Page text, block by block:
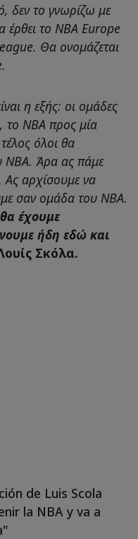
δεν το γνωρίζω με
το NBA Europe
Θα ονομάζεται
η εξής: οι ομάδες
το NBA προς μία
όλοι θα
NBA. Άρα ας πάμε
Ας αρχίσουμε να
σαν ομάδα του NBA.
έχουμε
ήδη εδώ και
Σκόλα.
de Luis Scola
la NBA y va a